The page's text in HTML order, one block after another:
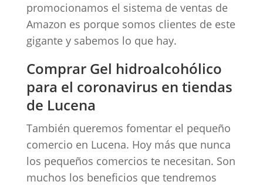
promocionamos el sistema de ventas de
Amazon es porque somos clientes de este
gigante y sabemos lo que hay.
Comprar Gel hidroalcohólico
para el coronavirus en tiendas
de Lucena
También queremos fomentar el pequeño
comercio en Lucena. Hoy más que nunca
los pequeños comercios te necesitan. Son
muchos los beneficios que tendremos